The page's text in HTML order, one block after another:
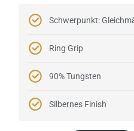
Schwerpunkt:
Ring Grip
90% Tungsten
Silbernes Finish